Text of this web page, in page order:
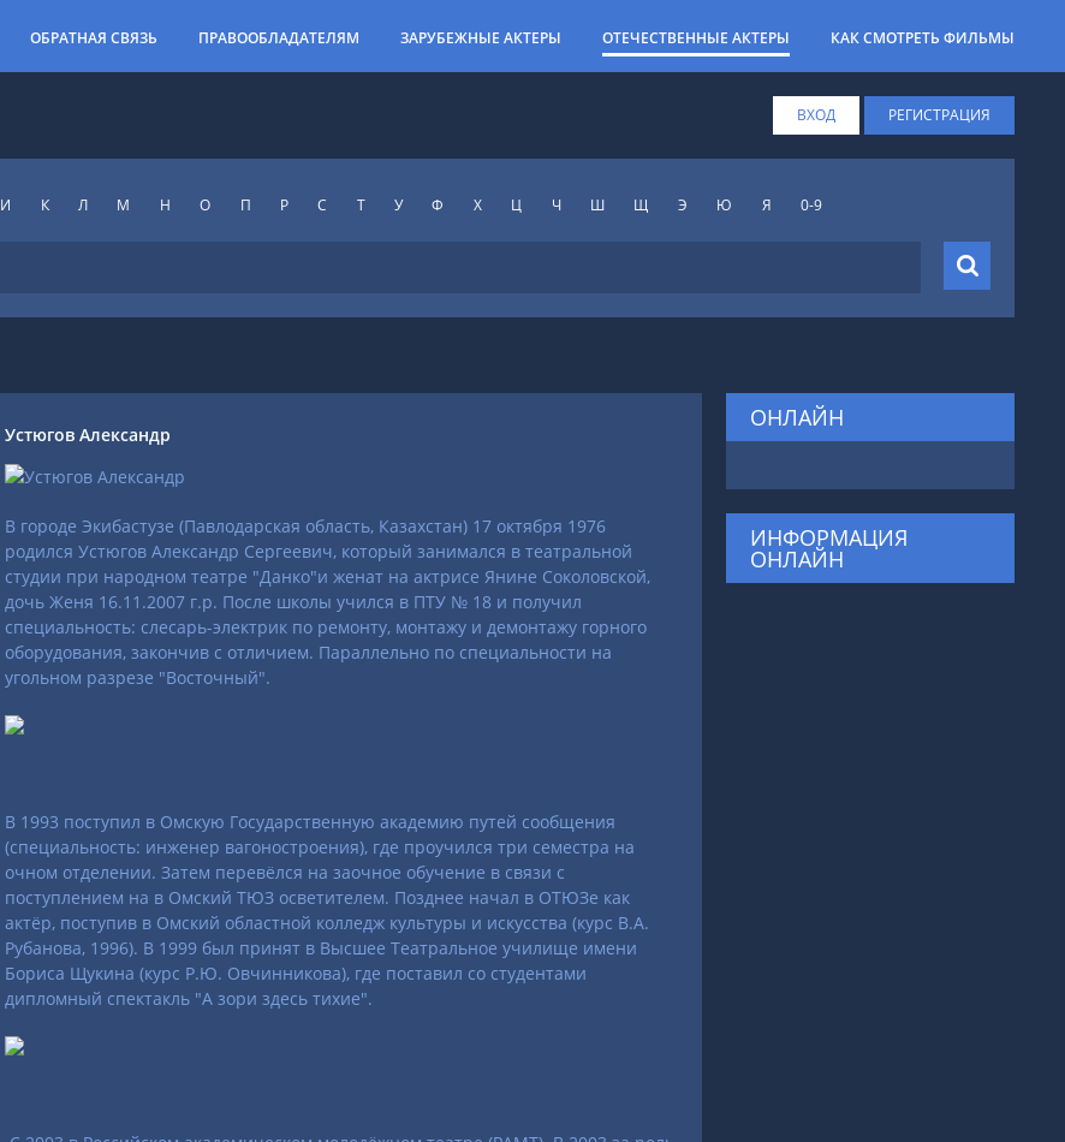
ОБРАТНАЯ СВЯЗЬ ПРАВООБЛАДАТЕЛЯМ ЗАРУБЕЖНЫЕ АКТЕРЫ ОТЕЧЕСТВЕННЫЕ АКТЕРЫ КАК СМОТРЕТЬ ФИЛЬМЫ
ВХОД РЕГИСТРАЦИЯ
И К Л М Н О П Р С Т У Ф X Ц Ч Ш Щ Э Ю Я 0-9
ОНЛАЙН
ИНФОРМАЦИЯ
ОНЛАЙН
Устюгов Александр
В городе Экибастузе (Павлодарская область, Казахстан) 17 октября 1976
родился Устюгов Александр Сергеевич, который занимался в театральной
студии при народном театре "Данко"и женат на актрисе Янине Соколовской,
дочь Женя 16.11.2007 г.р. После школы учился в ПТУ № 18 и получил
специальность: слесарь-электрик по ремонту, монтажу и демонтажу горного
оборудования, закончив с отличием. Параллельно по специальности на
угольном разрезе "Восточный".
В 1993 поступил в Омскую Государственную академию путей сообщения
(специальность: инженер вагоностроения), где проучился три семестра на
очном отделении. Затем перевёлся на заочное обучение в связи с
поступлением на в Омский ТЮЗ осветителем. Позднее начал в ОТЮЗе как
актёр, поступив в Омский областной колледж культуры и искусства (курс В.А.
Рубанова, 1996). В 1999 был принят в Высшее Театральное училище имени
Бориса Щукина (курс Р.Ю. Овчинникова), где поставил со студентами
дипломный спектакль "А зори здесь тихие".